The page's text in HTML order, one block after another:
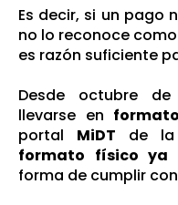
Es decir, si un pago
no lo reconoce
es razón suficiente
Desde octubre
llevarse en
portal MiDT de la
formato físico ya
forma de cumplir